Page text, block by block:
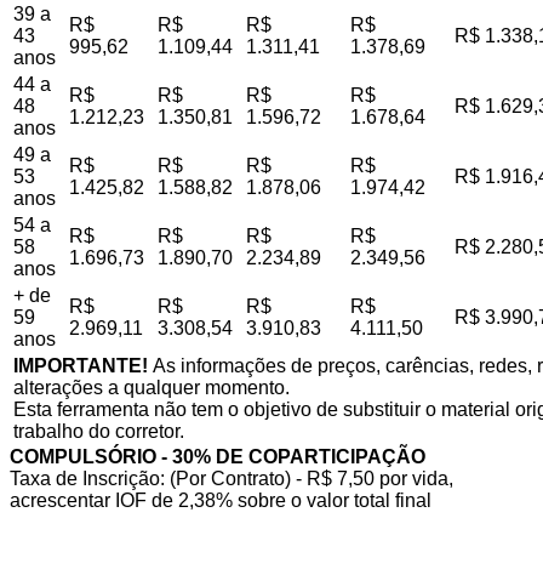
39 a
43
anos
R$
995,62
R$
1.109,44
R$
1.311,41
R$
1.378,69
R$
44 a
48
anos
R$
1.212,23
R$
1.350,81
R$
1.596,72
R$
1.678,64
R$
49 a
53
anos
R$
1.425,82
R$
1.588,82
R$
1.878,06
R$
1.974,42
R$
54 a
58
anos
R$
1.696,73
R$
1.890,70
R$
2.234,89
R$
2.349,56
R$
+ de
59
anos
R$
2.969,11
R$
3.308,54
R$
3.910,83
R$
4.111,50
R$
IMPORTANTE! As informações de preços, carências,
alterações a qualquer momento.
Esta ferramenta não tem o objetivo de substituir o material
trabalho do corretor.
COMPULSÓRIO - 30% DE COPARTICIPAÇÃO
Taxa de Inscrição: (Por Contrato) - R$ 7,50 por vida,
acrescentar IOF de 2,38% sobre o valor total final